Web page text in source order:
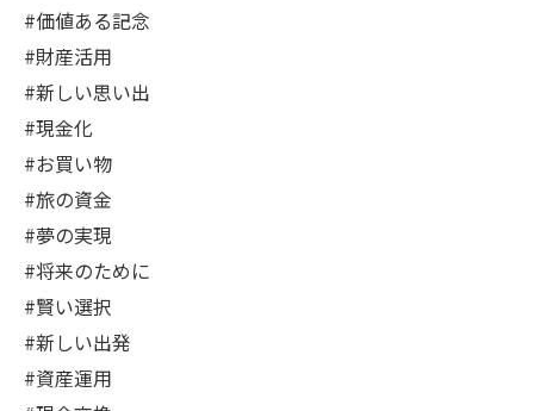
#価値ある記念
#財産活用
#新しい思い出
#現金化
#お買い物
#旅の資金
#夢の実現
#将来のために
#賢い選択
#新しい出発
#資産運用